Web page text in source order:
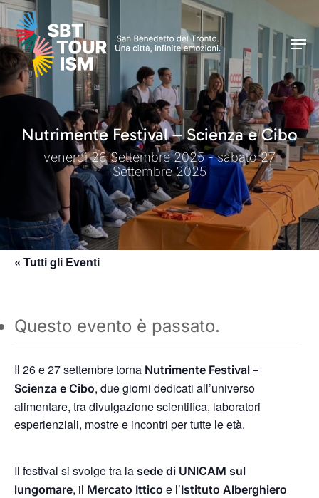
Skip
to
main
content
Nutrimente Festival – Scienza e Cibo
venerdì 26 Settembre 2025 - sabato 27
Settembre 2025
« Tutti gli Eventi
Questo evento è passato.
Il 26 e 27 settembre torna Nutrimente Festival –
Scienza e Cibo, due giorni dedicati all’universo
alimentare, tra divulgazione scientifica, laboratori
esperienziali, mostre e incontri per tutte le età.
Il festival si svolge tra la sede di UNICAM sul
lungomare, il Mercato Ittico e l’Istituto Alberghiero